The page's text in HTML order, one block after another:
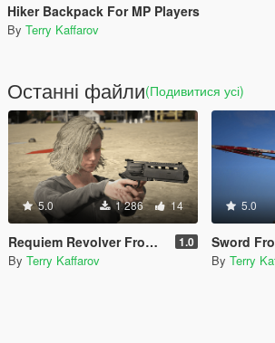
Hiker Backpack For MP Players
By Terry Kaffarov
Останні файли(Подивитися усі)
5.0 1 286 14
Requiem Revolver From Resident Evil 9 1.0
By Terry Kaffarov
5.0
Sword From Stellar
By Terry